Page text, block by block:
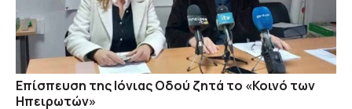
Επίσπευση της Ιόνιας Οδού ζητά το «Κοινό των
Ηπειρωτών»